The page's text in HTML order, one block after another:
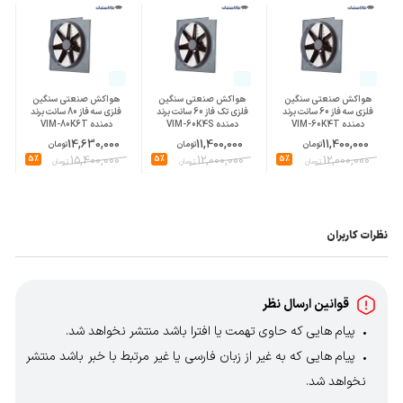
هواکش صنعتی سنگین
فلزی سه فاز 60 سانت برند
دمنده VIM-60K4T
11,400,000تومان
12,000,000تومان 5%
هواکش صنعتی سنگین
فلزی تک فاز 60 سانت برند
دمنده VIM-60K4S
11,400,000تومان
12,000,000تومان 5%
هواکش صنعتی سنگین
فلزی سه فاز 80 سانت برند
دمنده VIM-80K6T
14,630,000تومان
15,400,000تومان 5%
نظرات کاربران
قوانین ارسال نظر
پیام هایی که حاوی تهمت یا افترا باشد منتشر نخواهد شد.
پیام هایی که به غیر از زبان فارسی یا غیر مرتبط با خبر باشد منتشر
نخواهد شد.